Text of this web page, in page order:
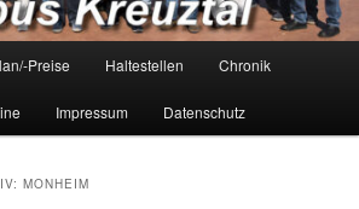
Preise Haltestellen Chronik
Impressum Datenschutz
MONHEIM